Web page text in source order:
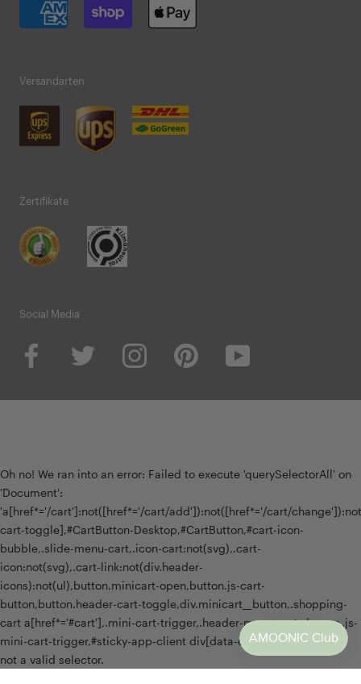
Versandarten
Zertifikate
Social Media
Oh no! We ran into an error: Failed to execute 'querySelectorAll' on
'Document':
'a[href*='/cart']:not([href*='/cart/add']):not([href*='/cart/
cart-toggle],#CartButton-Desktop,#CartButton,#cart-icon-
bubble,.slide-menu-cart,.icon-cart:not(svg),.cart-
icon:not(svg),.cart-link:not(div.header-
icons):not(ul),button.minicart-open,button.js-cart-
button,button.header-cart-toggle,div.minicart__button,.shopping-
cart a[href*='#cart'],.mini-cart-trigger,.header-menu-cart-drawer,.js-
mini-cart-trigger,#sticky-app-client div[data-cl='sticky-button']' is
not a valid selector.